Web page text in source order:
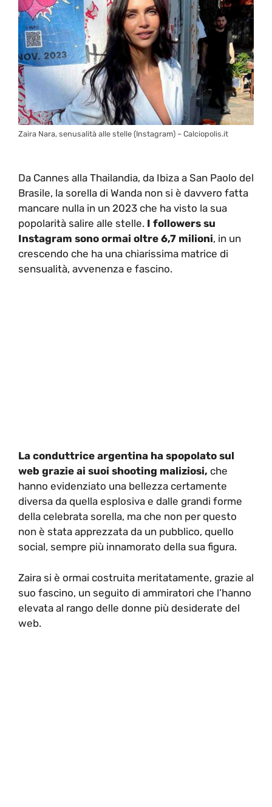
Zaira Nara, senusalità alle stelle (Instagram) – Calciopolis.it
Da Cannes alla Thailandia, da Ibiza a San Paolo del
Brasile, la sorella di Wanda non si è davvero fatta
mancare nulla in un 2023 che ha visto la sua
popolarità salire alle stelle. I followers su
Instagram sono ormai oltre 6,7 milioni, in un
crescendo che ha una chiarissima matrice di
sensualità, avvenenza e fascino.
La conduttrice argentina ha spopolato sul
web grazie ai suoi shooting maliziosi, che
hanno evidenziato una bellezza certamente
diversa da quella esplosiva e dalle grandi forme
della celebrata sorella, ma che non per questo
non è stata apprezzata da un pubblico, quello
social, sempre più innamorato della sua figura.
Zaira si è ormai costruita meritatamente, grazie al
suo fascino, un seguito di ammiratori che l’hanno
elevata al rango delle donne più desiderate del
web.